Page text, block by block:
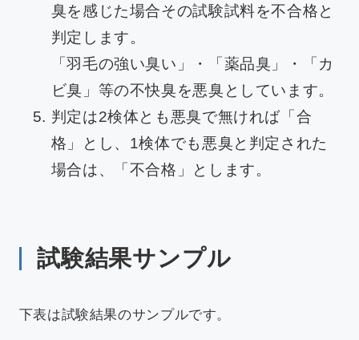
臭を感じた場合その試験試料を不合格と
判定します。
「羽毛の強い臭い」・「薬品臭」・「カ
ビ臭」等の不快臭を悪臭としています。
判定は2検体とも悪臭で無ければ「合
格」とし、1検体でも悪臭と判定された
場合は、「不合格」とします。
試験結果サンプル
下表は試験結果のサンプルです。